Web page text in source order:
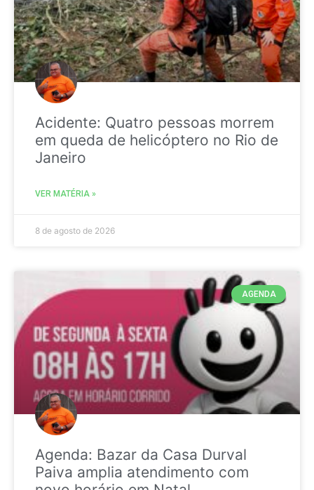
Acidente: Quatro pessoas morrem
em queda de helicóptero no Rio de
Janeiro
VER MATÉRIA »
8 de agosto de 2026
AGENDA
Agenda: Bazar da Casa Durval
Paiva amplia atendimento com